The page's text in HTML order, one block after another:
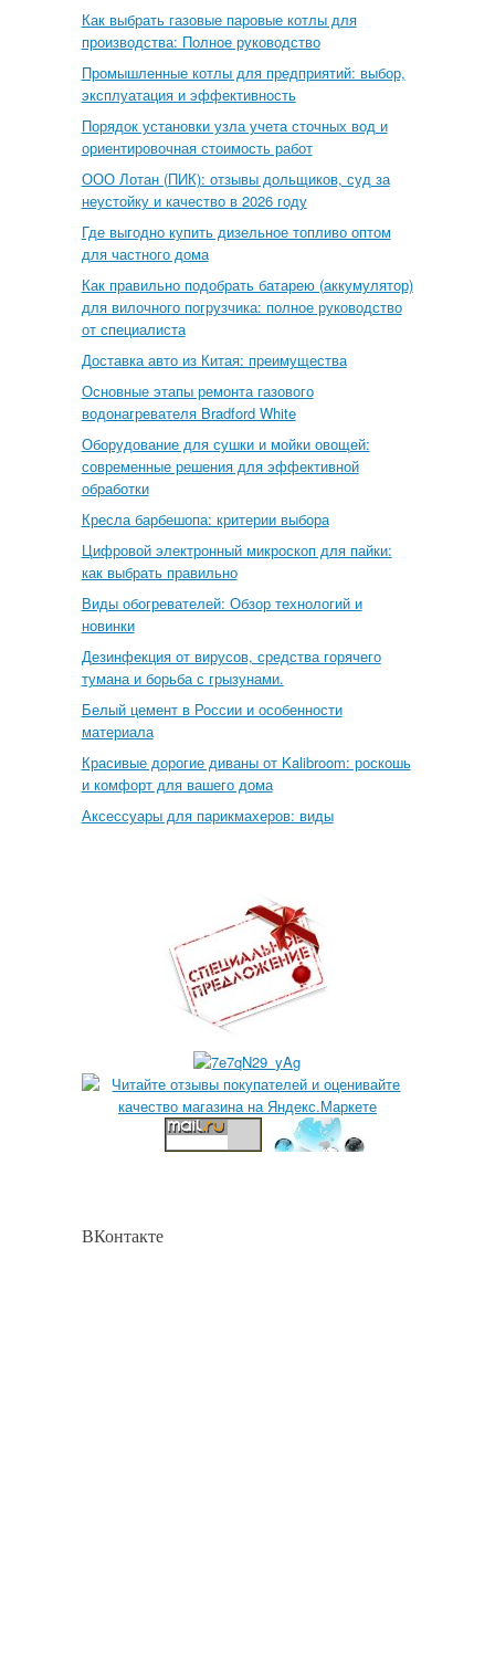
Как выбрать газовые паровые котлы для
производства: Полное руководство
Промышленные котлы для предприятий: выбор,
эксплуатация и эффективность
Порядок установки узла учета сточных вод и
ориентировочная стоимость работ
ООО Лотан (ПИК): отзывы дольщиков, суд за
неустойку и качество в 2026 году
Где выгодно купить дизельное топливо оптом
для частного дома
Как правильно подобрать батарею (аккумулятор)
для вилочного погрузчика: полное руководство
от специалиста
Доставка авто из Китая: преимущества
Основные этапы ремонта газового
водонагревателя Bradford White
Оборудование для сушки и мойки овощей:
современные решения для эффективной
обработки
Кресла барбешопа: критерии выбора
Цифровой электронный микроскоп для пайки:
как выбрать правильно
Виды обогревателей: Обзор технологий и
новинки
Дезинфекция от вирусов, средства горячего
тумана и борьба с грызунами.
Белый цемент в России и особенности
материала
Красивые дорогие диваны от Kalibroom: роскошь
и комфорт для вашего дома
Аксессуары для парикмахеров: виды
ВКонтакте